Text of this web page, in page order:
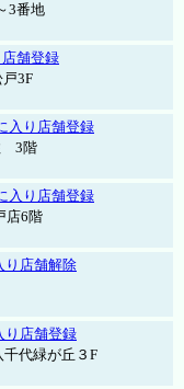
3番地
舗登録
3F
入り店舗登録
3階
入り店舗登録
店6階
り店舗解除
り店舗登録
代緑が丘３F